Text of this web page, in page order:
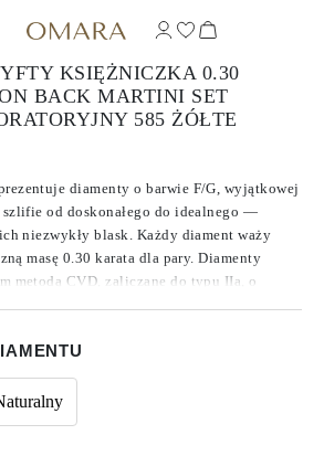
KSIĘŻNICZKA 0.30
BACK MARTINI SET
585 ŻÓŁTE
diamenty o barwie F/G, wyjątkowej
od doskonałego do idealnego —
niezwykły blask. Każdy diament waży
masę 0.30 karata dla pary. Diamenty
metodą CVD, zaliczane do typu IIa, o
emitują czysty i promienny blask.
tension back zapewniają bezpieczne i
cały dzień. Osadzone w oprawie typu
pięknie eksponuje kamień — oferując